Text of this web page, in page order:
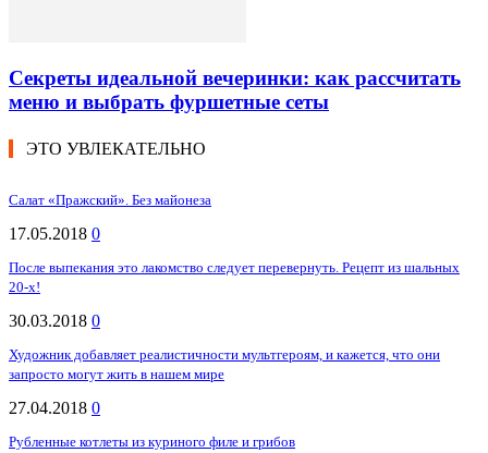
Секреты идеальной вечеринки: как рассчитать
меню и выбрать фуршетные сеты
ЭТО УВЛЕКАТЕЛЬНО
Салат «Пражский». Без майонеза
17.05.2018 0
После выпекания это лакомство следует перевернуть. Рецепт из шальных
20-х!
30.03.2018 0
Художник добавляет реалистичности мультгероям, и кажется, что они
запросто могут жить в нашем мире
27.04.2018 0
Рубленные котлеты из куриного филе и грибов